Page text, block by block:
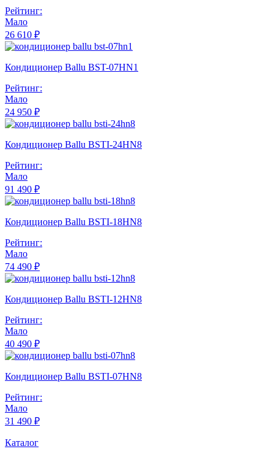
Рейтинг:
Мало
26 610 ₽
Кондиционер Ballu BST-07HN1
Рейтинг:
Мало
24 950 ₽
Кондиционер Ballu BSTI-24HN8
Рейтинг:
Мало
91 490 ₽
Кондиционер Ballu BSTI-18HN8
Рейтинг:
Мало
74 490 ₽
Кондиционер Ballu BSTI-12HN8
Рейтинг:
Мало
40 490 ₽
Кондиционер Ballu BSTI-07HN8
Рейтинг:
Мало
31 490 ₽
Каталог